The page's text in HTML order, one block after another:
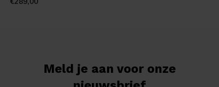
Meld je aan voor onze